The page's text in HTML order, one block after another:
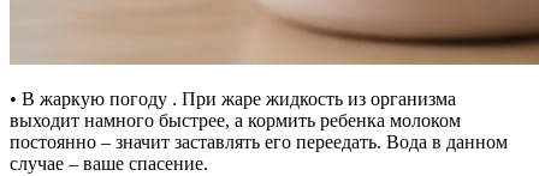
• В жаркую погоду . При жаре жидкость из организма
выходит намного быстрее, а кормить ребенка молоком
постоянно – значит заставлять его переедать. Вода в данном
случае – ваше спасение.